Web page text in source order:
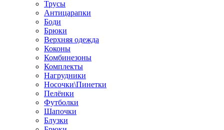
Трусы
Антицарапки
Боди
Брюки
Верхняя одежда
Коконы
Комбинезоны
Комплекты
Нагрудники
Носочки\Пинетки
Пелёнки
Футболки
Шапочки
Блузки